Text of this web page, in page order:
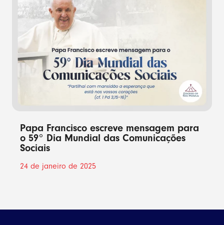
Papa Francisco escreve mensagem para
o 59° Dia Mundial das Comunicações
Sociais
24 de janeiro de 2025